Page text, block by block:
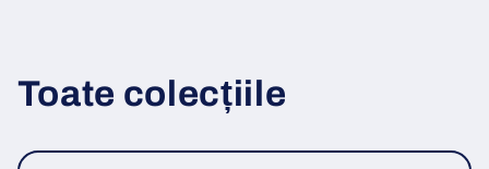
Toate colecțiile